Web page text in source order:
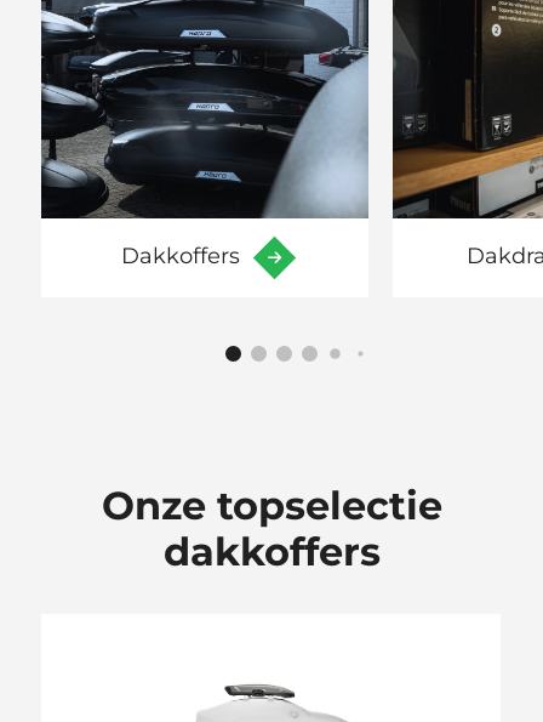
Dakkoffers
Onze topselectie
dakkoffers